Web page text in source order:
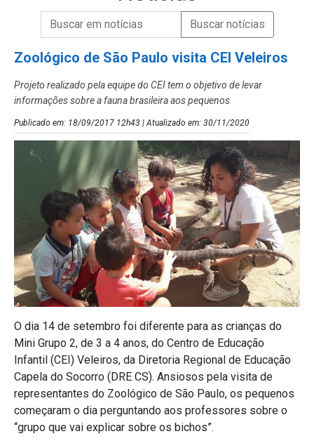
Campo de Busca de Notícias
Campo de Busca de informaçõesEnviar a Busca de Notícias
Zoológico de São Paulo visita CEI Veleiros
Projeto realizado pela equipe do CEI tem o objetivo de levar
informações sobre a fauna brasileira aos pequenos
Publicado em: 18/09/2017 12h43 | Atualizado em: 30/11/2020
O dia 14 de setembro foi diferente para as crianças do
Mini Grupo 2, de 3 a 4 anos, do Centro de Educação
Infantil (CEI) Veleiros, da Diretoria Regional de Educação
Capela do Socorro (DRE CS). Ansiosos pela visita de
representantes do Zoológico de São Paulo, os pequenos
começaram o dia perguntando aos professores sobre o
“grupo que vai explicar sobre os bichos”.